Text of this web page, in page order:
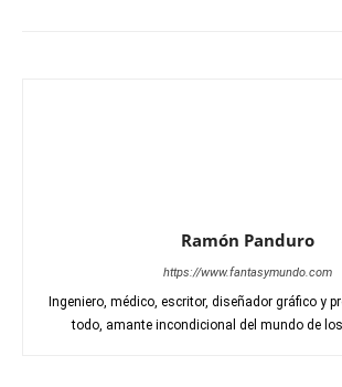
Ramón Panduro
https://www.fantasymundo.com
Ingeniero, médico, escritor, diseñador gráfico y
todo, amante incondicional del mundo de